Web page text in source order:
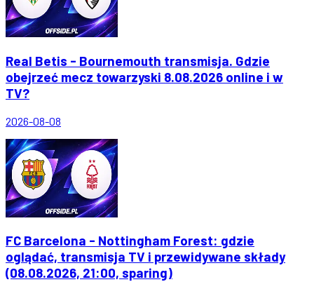
Real Betis - Bournemouth transmisja. Gdzie
obejrzeć mecz towarzyski 8.08.2026 online i w
TV?
2026-08-08
FC Barcelona - Nottingham Forest: gdzie
oglądać, transmisja TV i przewidywane składy
(08.08.2026, 21:00, sparing)